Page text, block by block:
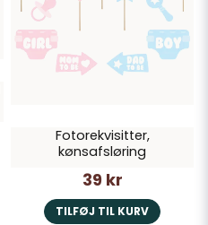
Fotorekvisitter,
kønsafsløring
39 kr
TILFØJ TIL KURV